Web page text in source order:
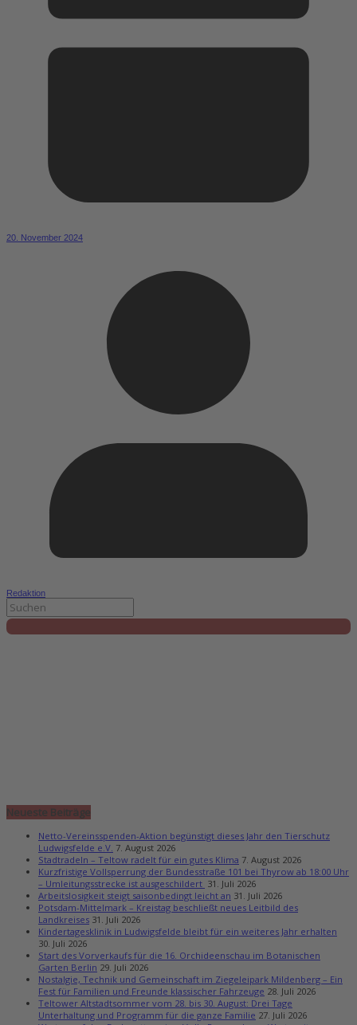
20. November 2024
Redaktion
Neueste Beiträge
Netto-Vereinsspenden-Aktion begünstigt dieses Jahr den Tierschutz
Ludwigsfelde e.V. 7. August 2026
Stadtradeln – Teltow radelt für ein gutes Klima 7. August 2026
Kurzfristige Vollsperrung der Bundesstraße 101 bei Thyrow ab 18:00 Uhr
– Umleitungsstrecke ist ausgeschildert 31. Juli 2026
Arbeitslosigkeit steigt saisonbedingt leicht an 31. Juli 2026
Potsdam-Mittelmark – Kreistag beschließt neues Leitbild des
Landkreises 31. Juli 2026
Kindertagesklinik in Ludwigsfelde bleibt für ein weiteres Jahr erhalten
30. Juli 2026
Start des Vorverkaufs für die 16. Orchideenschau im Botanischen
Garten Berlin 29. Juli 2026
Nostalgie, Technik und Gemeinschaft im Ziegeleipark Mildenberg – Ein
Fest für Familien und Freunde klassischer Fahrzeuge 28. Juli 2026
Teltower Altstadtsommer vom 28. bis 30. August: Drei Tage
Unterhaltung und Programm für die ganze Familie 27. Juli 2026